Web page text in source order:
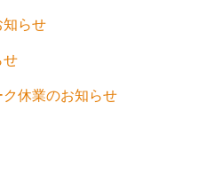
知らせ
せ
ク休業のお知らせ